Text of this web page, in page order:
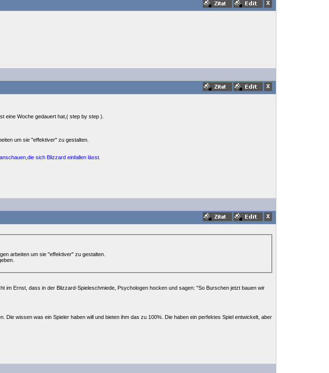
eine Woche gedauert hat,( step by step ).
um sie "effektiver" zu gestalten.
sich Blizzard einfallen lässt.
arbeiten um sie "effektiver" zu gestalten.
im Ernst, dass in der Blizzard-Spieleschmiede, Psychologen hocken und sagen: "So Burschen jetzt bauen wir
Die wissen was ein Spieler haben will und bieten ihm das zu 100%. Die haben ein perfektes Spiel entwickelt, aber